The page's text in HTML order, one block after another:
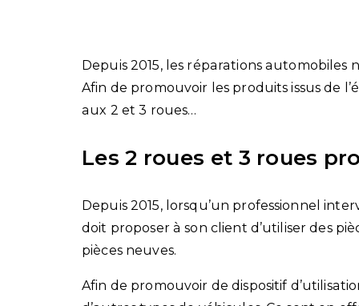
Depuis 2015, les réparations automobiles
Afin de promouvoir les produits issus de
aux 2 et 3 roues…
Les 2 roues et 3 roues
Depuis 2015, lorsqu’un professionnel
doit proposer à son client d’utiliser des
pièces neuves.
Afin de promouvoir de dispositif